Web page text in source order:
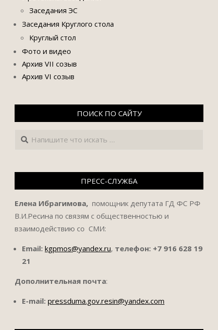
Заседания ЭС
Заседания Круглого стола
Круглый стол
Фото и видео
Архив VII созыв
Архив VI созыв
ПОИСК ПО САЙТУ
Поиск
ПРЕСС-СЛУЖБА
Елена Ибрагимова, помощник депутата ГД ФС РФ
В.И.Ресина по связям с общественностью и
взаимодействию со СМИ:
Email: kgpmos@yandex.ru, телефон: +7 916 628 19
21
Дополнительная почта:
E-mail: pressduma.gov.resin@yandex.com